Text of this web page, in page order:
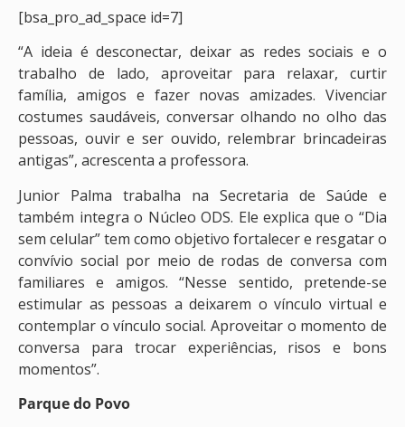
[bsa_pro_ad_space id=7]
“A ideia é desconectar, deixar as redes sociais e o
trabalho de lado, aproveitar para relaxar, curtir
família, amigos e fazer novas amizades. Vivenciar
costumes saudáveis, conversar olhando no olho das
pessoas, ouvir e ser ouvido, relembrar brincadeiras
antigas”, acrescenta a professora.
Junior Palma trabalha na Secretaria de Saúde e
também integra o Núcleo ODS. Ele explica que o “Dia
sem celular” tem como objetivo fortalecer e resgatar o
convívio social por meio de rodas de conversa com
familiares e amigos. “Nesse sentido, pretende-se
estimular as pessoas a deixarem o vínculo virtual e
contemplar o vínculo social. Aproveitar o momento de
conversa para trocar experiências, risos e bons
momentos”.
Parque do Povo